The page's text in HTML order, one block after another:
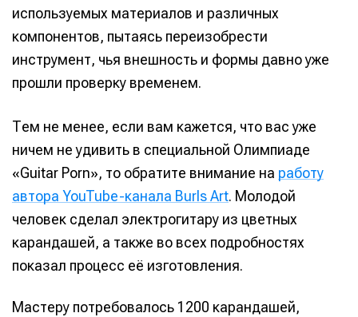
используемых материалов и различных
компонентов, пытаясь переизобрести
инструмент, чья внешность и формы давно уже
прошли проверку временем.
Тем не менее, если вам кажется, что вас уже
ничем не удивить в специальной Олимпиаде
«Guitar Porn», то обратите внимание на работу
автора YouTube-канала Burls Art. Молодой
человек сделал электрогитару из цветных
карандашей, а также во всех подробностях
показал процесс её изготовления.
Мастеру потребовалось 1200 карандашей,